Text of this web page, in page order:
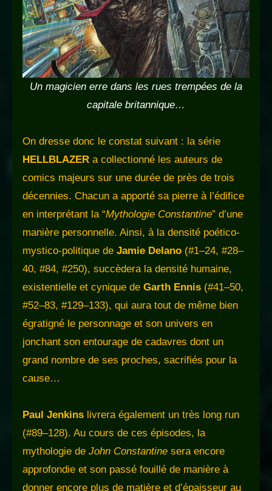
Un magicien erre dans les rues trempées de la
capitale britannique…
On dresse donc le constat suivant : la série
HELLBLAZER a collectionné les auteurs de
comics majeurs sur une durée de près de trois
décennies. Chacun a apporté sa pierre à l’édifice
en interprétant la “Mythologie Constantine” d’une
manière personnelle. Ainsi, à la densité poético-
mystico-politique de Jamie Delano (#1–24, #28–
40, #84, #250), succèdera la densité humaine,
existentielle et cynique de Garth Ennis (#41–50,
#52–83, #129–133), qui aura tout de même bien
égratigné le personnage et son univers en
jonchant son entourage de cadavres dont un
grand nombre de ses proches, sacrifiés pour la
cause…
Paul Jenkins livrera également un très long run
(#89–128). Au cours de ces épisodes, la
mythologie de John Constantine sera encore
approfondie et son passé fouillé de manière à
donner encore plus de matière et d’épaisseur au